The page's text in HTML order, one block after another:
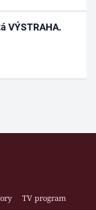
VÝSTRAHA.
TV program